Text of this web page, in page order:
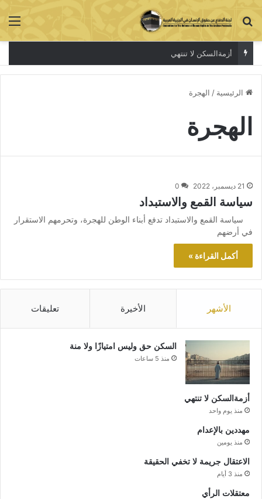
بحث عن
أزمةالسكن لا تنتهي
الرئيسية / الهجرة
الهجرة
21 ديسمبر، 2022 0
سياسة القمع والاستبداد
سياسة القمع والاستبداد تدفع أبناء الوطن للهجرة، وتحرمهم الاستقرار
في أرضهم
أكمل القراءة »
الأشهر الأخيرة تعليقات
السكن حق وليس امتيازًا ولا منة
منذ 5 ساعات
أزمةالسكن لا تنتهي
منذ يوم واحد
مهددين بالإعدام
منذ يومين
الاعتقال جريمة لا تخفي الحقيقة
منذ 3 أيام
معتقلات الرأي